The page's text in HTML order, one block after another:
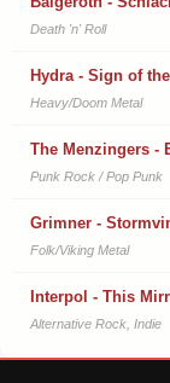
Death 'n' Roll
Hydra - Sign of
Heavy/Doom Metal
The Menzingers -
Punk Rock / Pop Punk
Grimner -
Folk/Viking Metal
Interpol - This
Alternative Rock, Indie